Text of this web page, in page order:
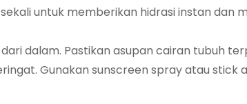
untuk memberikan hidrasi instan dan
dalam. Pastikan asupan cairan tubuh
Gunakan sunscreen spray atau stick